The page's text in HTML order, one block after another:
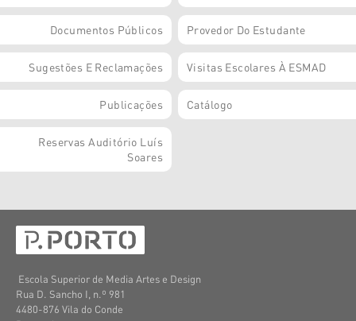
Documentos Públicos Provedor Do Estudante
Sugestões E Reclamações Visitas Escolares À ESMAD
Publicações Catálogo
Reservas Auditório Luís
Soares
Escola Superior de Media Artes e Design
Rua D. Sancho I, n.º 981
4480-876 Vila do Conde